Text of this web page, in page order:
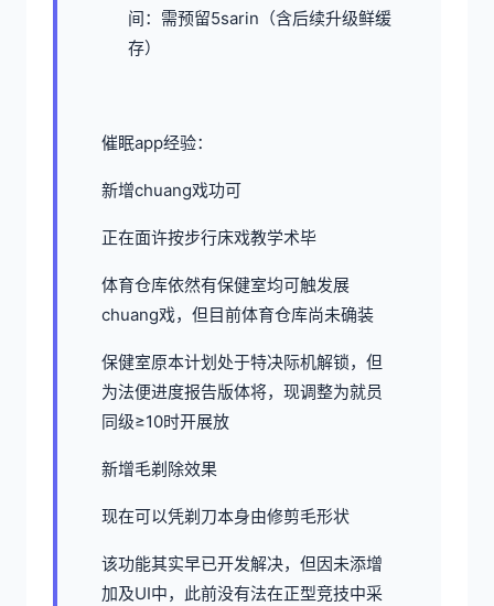
间​​：需预留5sarin（含后续升级鲜缓
存）
催眠app经验：
新增chuang戏功可
正在面许按步行床戏教学术毕
体育仓库依然有保健室均可触发展
chuang戏，但目前体育仓库尚未确装
保健室原本计划处于特决际机解锁，但
为法便进度报告版体将，现调整为就员
同级≥10时开展放
新增毛剃除效果
现在可以凭剃刀本身由修剪毛形状
该功能其实早已开发解决，但因未添增
加及UI中，此前没有法在正型竞技中采